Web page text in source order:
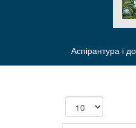
Аспірантура і
Показувати